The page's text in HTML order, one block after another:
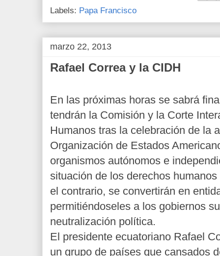
Labels: Papa Francisco
marzo 22, 2013
Rafael Correa y la CIDH
En las próximas horas se sabrá
tendrán la Comisión y la Corte
Humanos tras la celebración de la
Organización de Estados
organismos autónomos e
situación de los derechos
el contrario, se convertirán en
permitiéndoseles a los gobiernos
neutralización política.
El presidente ecuatoriano Rafael
un grupo de países que cansados